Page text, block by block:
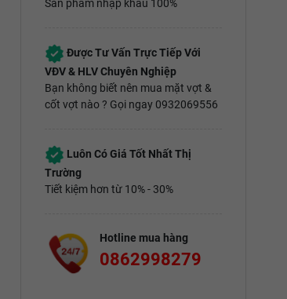
Sản phẩm nhập khẩu 100%
Được Tư Vấn Trực Tiếp Với
VĐV & HLV Chuyên Nghiệp
Bạn không biết nên mua mặt vợt &
cốt vợt nào ? Gọi ngay 0932069556
Luôn Có Giá Tốt Nhất Thị
Trường
Tiết kiệm hơn từ 10% - 30%
Hotline mua hàng
0862998279